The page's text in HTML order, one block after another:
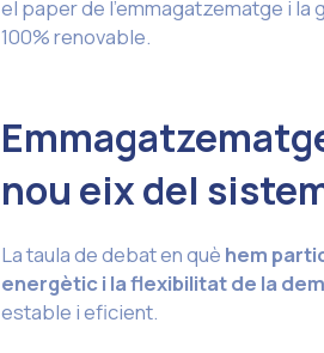
el paper de l’emmagatzematge i
100% renovable.
nou eix del
La taula de debat en què hem
energètic i la flexibilitat de la
estable i eficient.